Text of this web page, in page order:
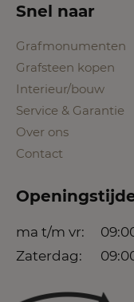
Snel naar
Grafmonumenten
Grafsteen kopen
Interieur/bouw
Service & Garantie
Over ons
Contact
ma t/m vr:
Zaterdag: